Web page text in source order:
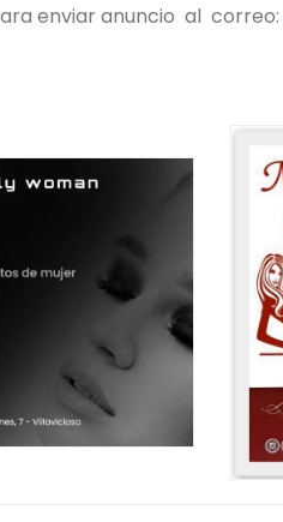
enviar anuncio al correo: